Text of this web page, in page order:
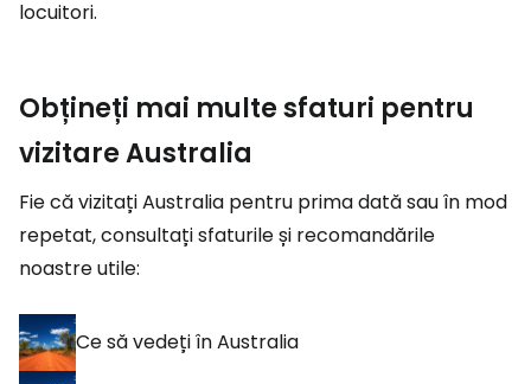
locuitori.
Obțineți mai multe sfaturi pentru
vizitare Australia
Fie că vizitați Australia pentru prima dată sau în mod
repetat, consultați sfaturile și recomandările
noastre utile:
Ce să vedeți în Australia